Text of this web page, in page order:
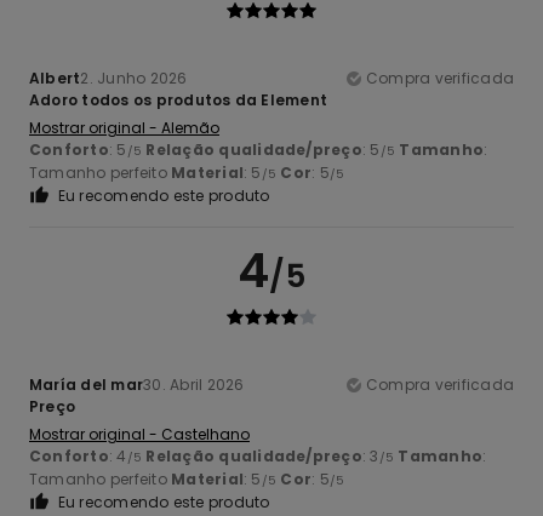
Albert2. Junho 2026
Compra verificada
Adoro todos os produtos da Element
Mostrar original - Alemão
Conforto: 5 /5 Relação qualidade/preço: 5 /5 Tamanho:
Tamanho perfeito Material: 5 /5 Cor: 5/5
Eu recomendo este produto
4/5
María del mar30. Abril 2026
Compra verificada
Preço
Mostrar original - Castelhano
Conforto: 4 /5 Relação qualidade/preço: 3 /5 Tamanho:
Tamanho perfeito Material: 5 /5 Cor: 5/5
Eu recomendo este produto